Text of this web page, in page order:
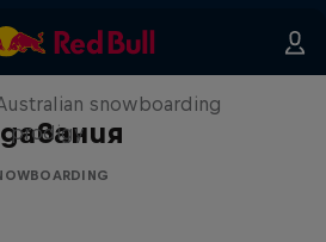
Guseli
snowboarding
prodigy